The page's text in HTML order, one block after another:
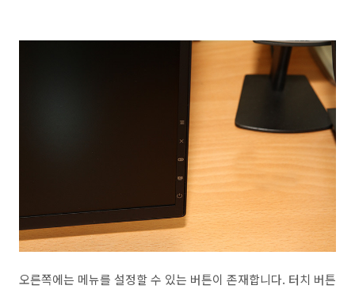
오른쪽에는 메뉴를 설정할 수 있는 버튼이 존재합니다. 터치 버튼